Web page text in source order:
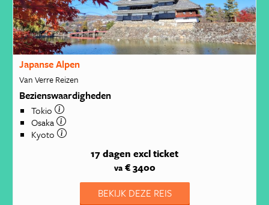
Japanse Alpen
Van Verre Reizen
Bezienswaardigheden
Tokio
Osaka
Kyoto
17 dagen excl ticket
va€ 3400
BEKIJK DEZE REIS